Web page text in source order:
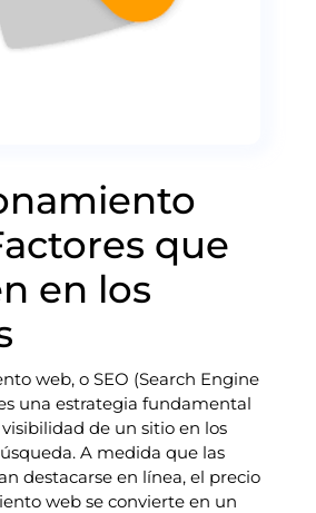
que
en los
web, o SEO (Search Engine
una estrategia fundamental
de un sitio en los
A medida que las
destacarse en línea, el precio
web se convierte en un